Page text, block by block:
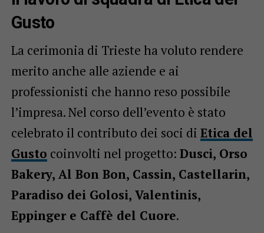
Gusto
La cerimonia di Trieste ha voluto rendere
merito anche alle aziende e ai
professionisti che hanno reso possibile
l’impresa. Nel corso dell’evento è stato
celebrato il contributo dei soci di Etica del
Gusto coinvolti nel progetto: Dusci, Orso
Bakery, Al Bon Bon, Cassin, Castellarin,
Paradiso dei Golosi, Valentinis,
Eppinger e Caffè del Cuore.